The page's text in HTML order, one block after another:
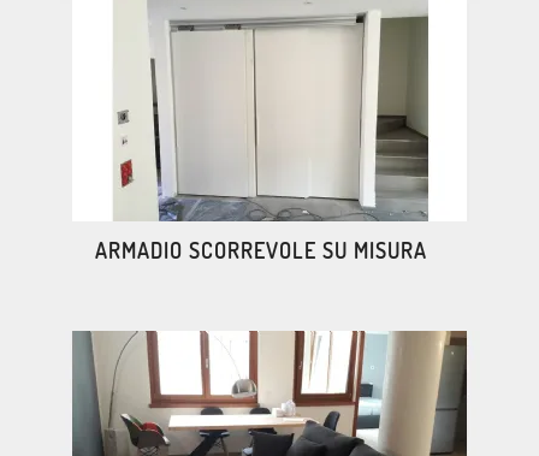
ARMADIO SCORREVOLE SU MISURA